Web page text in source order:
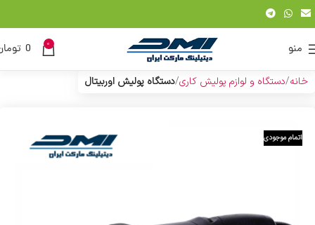
منو 0
0
خانه دستگاه و لوازم پولیش کاری دستگاه پولیش اوربیتال
اتمام موجودی